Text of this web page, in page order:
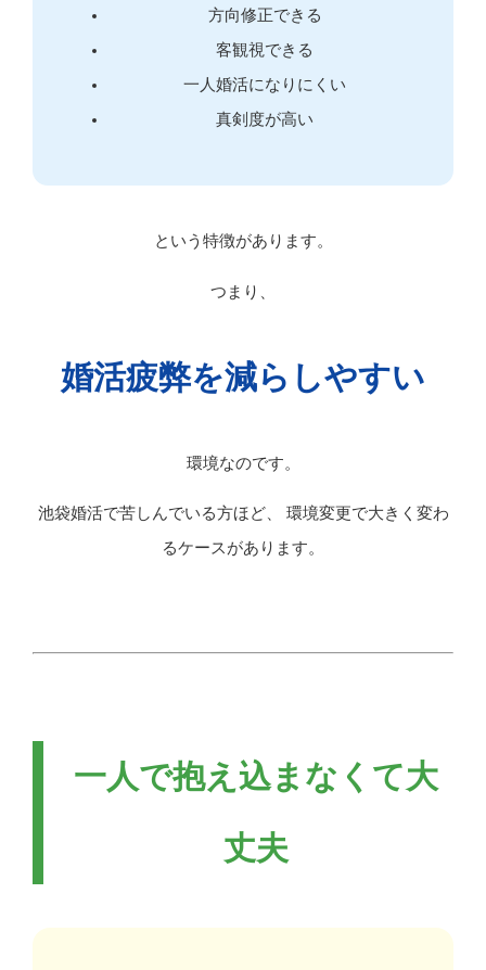
方向修正できる
客観視できる
一人婚活になりにくい
真剣度が高い
という特徴があります。
つまり、
婚活疲弊を減らしやすい
環境なのです。
池袋婚活で苦しんでいる方ほど、 環境変更で大きく変わ
るケースがあります。
一人で抱え込まなくて大
丈夫